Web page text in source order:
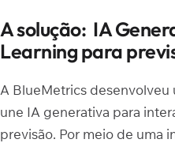
A solução: IA
Learning para
A BlueMetrics
une IA generativa para
previsão. Por meio de uma